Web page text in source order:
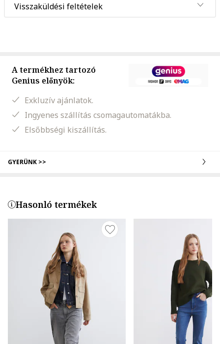
Visszaküldési feltételek
A termékhez tartozó
Genius előnyök:
Exkluzív ajánlatok.
Ingyenes szállítás csomagautomatákba.
Elsőbbségi kiszállítás.
GYERÜNK >>
Hasonló termékek